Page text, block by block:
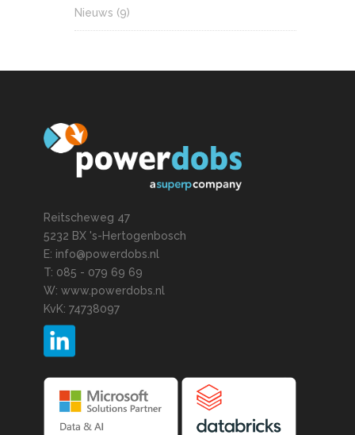
Nieuws (9)
Reitscheweg 47
5232 BX 's-Hertogenbosch
E: info@powerdobs.nl
T: 085 - 079 69 69
W: www.powerdobs.nl
KvK: 74738097